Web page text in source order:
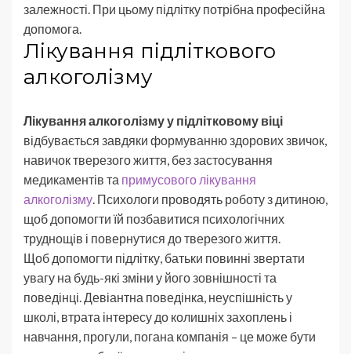
залежності. При цьому підлітку потрібна професійна
допомога.
Лікування підліткового
алкоголізму
Лікування алкоголізму у підлітковому віці
відбувається завдяки формуванню здорових звичок,
навичок тверезого життя, без застосування
медикаментів та примусового лікування
алкоголізму . Психологи проводять роботу з дитиною,
щоб допомогти їй позбавитися психологічних
труднощів і повернутися до тверезого життя.
Щоб допомогти підлітку, батьки повинні звертати
увагу на будь-які зміни у його зовнішності та
поведінці. Девіантна поведінка, неуспішність у
школі, втрата інтересу до колишніх захоплень і
навчання, прогули, погана компанія – це може бути